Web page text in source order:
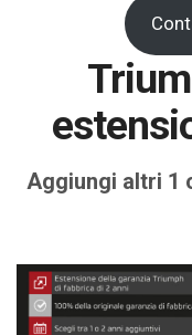
Aggiungi altri 1